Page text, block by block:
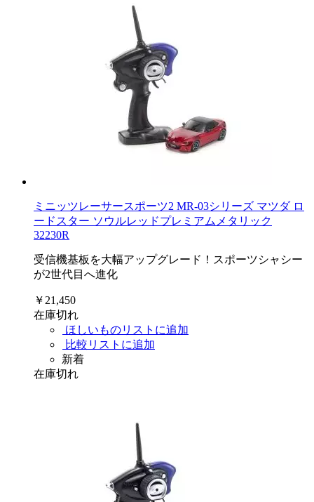
ミニッツレーサースポーツ2 MR-03シリーズ マツダ ロ
ードスター ソウルレッドプレミアムメタリック
32230R
受信機基板を大幅アップグレード！スポーツシャシー
が2世代目へ進化
￥21,450
在庫切れ
ほしいものリストに追加
比較リストに追加
新着
在庫切れ